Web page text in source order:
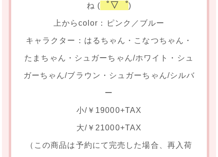
ね ( ゜▽゜)
上からcolor：ピンク／ブルー
キャラクター：はるちゃん・こなつちゃん・
たまちゃん・シュガーちゃん/ホワイト・シュ
ガーちゃん/ブラウン・シュガーちゃん/シルバ
ー
小/￥19000+TAX
大/￥21000+TAX
（この商品は予約にて完売した場合、再入荷